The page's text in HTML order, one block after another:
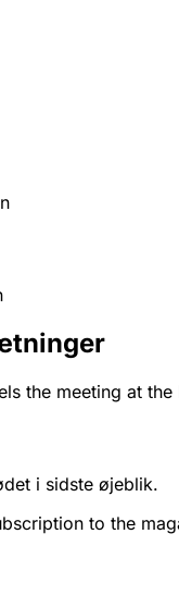
the meeting at the
i sidste øjeblik.
to the